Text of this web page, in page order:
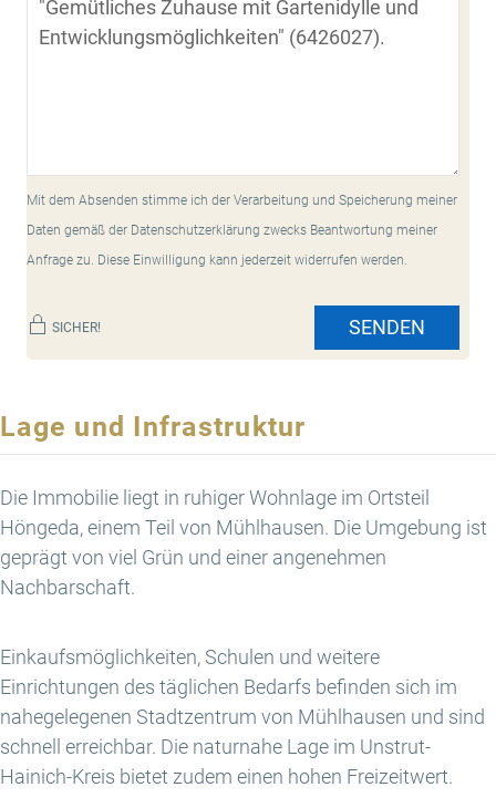
Mit dem Absenden stimme ich der Verarbeitung und Speicherung meiner
Daten gemäß der Datenschutzerklärung zwecks Beantwortung meiner
Anfrage zu. Diese Einwilligung kann jederzeit widerrufen werden.
SICHER! SENDEN
Lage und Infrastruktur
Die Immobilie liegt in ruhiger Wohnlage im Ortsteil
Höngeda, einem Teil von Mühlhausen. Die Umgebung ist
geprägt von viel Grün und einer angenehmen
Nachbarschaft.
Einkaufsmöglichkeiten, Schulen und weitere
Einrichtungen des täglichen Bedarfs befinden sich im
nahegelegenen Stadtzentrum von Mühlhausen und sind
schnell erreichbar. Die naturnahe Lage im Unstrut-
Hainich-Kreis bietet zudem einen hohen Freizeitwert.